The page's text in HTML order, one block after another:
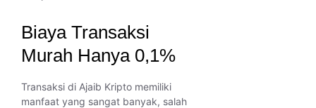
Biaya Transaksi
Murah Hanya 0,1%
Transaksi di Ajaib Kripto memiliki
manfaat yang sangat banyak, salah